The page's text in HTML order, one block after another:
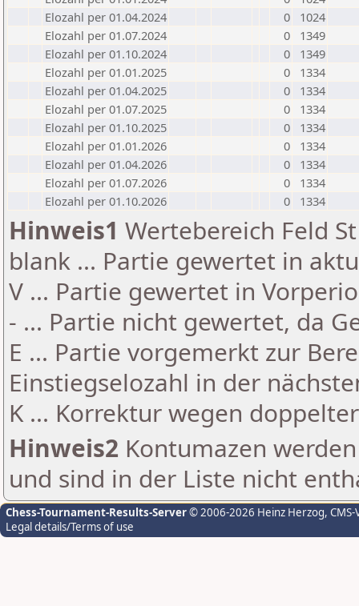
Elozahl per 01.04.2024
0
1024
Elozahl per 01.07.2024
0
1349
Elozahl per 01.10.2024
0
1349
Elozahl per 01.01.2025
0
1334
Elozahl per 01.04.2025
0
1334
Elozahl per 01.07.2025
0
1334
Elozahl per 01.10.2025
0
1334
Elozahl per 01.01.2026
0
1334
Elozahl per 01.04.2026
0
1334
Elozahl per 01.07.2026
0
1334
Elozahl per 01.10.2026
0 1334
Hinweis1 Wertebereich Feld
blank ... Partie gewertet in
V ... Partie gewertet in
- ... Partie nicht gewertet, da
E ... Partie vorgemerkt zur
Einstiegselozahl in der
K ... Korrektur wegen
Hinweis2 Kontumazen
und sind in der Liste nicht
Chess-Tournament-Results-Server© 2006-2026 Heinz Herzog,
Legal details/Terms of use